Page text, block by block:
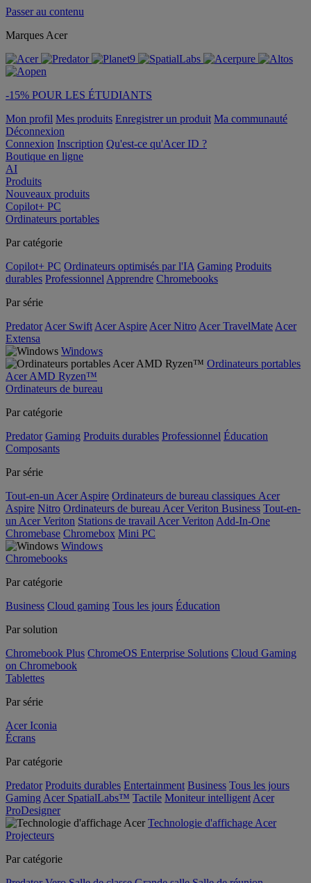
Passer au contenu
Marques Acer
-15% POUR LES ÉTUDIANTS
Mon profil Mes produits Enregistrer un produit Ma communauté
Déconnexion
Connexion Inscription Qu'est-ce qu'Acer ID ?
Boutique en ligne
AI
Produits
Nouveaux produits
Copilot+ PC
Ordinateurs portables
Par catégorie
Copilot+ PC Ordinateurs optimisés par l'IA Gaming Produits
durables Professionnel Apprendre Chromebooks
Par série
Predator Acer Swift Acer Aspire Acer Nitro Acer TravelMate Acer
Extensa
Windows
Ordinateurs portables
Acer AMD Ryzen™
Ordinateurs de bureau
Par catégorie
Predator Gaming Produits durables Professionnel Éducation
Composants
Par série
Tout-en-un Acer Aspire Ordinateurs de bureau classiques Acer
Aspire Nitro Ordinateurs de bureau Acer Veriton Business Tout-en-
un Acer Veriton Stations de travail Acer Veriton Add-In-One
Chromebase Chromebox Mini PC
Windows
Chromebooks
Par catégorie
Business Cloud gaming Tous les jours Éducation
Par solution
Chromebook Plus ChromeOS Enterprise Solutions Cloud Gaming
on Chromebook
Tablettes
Par série
Acer Iconia
Écrans
Par catégorie
Predator Produits durables Entertainment Business Tous les jours
Gaming Acer SpatialLabs™ Tactile Moniteur intelligent Acer
ProDesigner
Technologie d'affichage Acer
Projecteurs
Par catégorie